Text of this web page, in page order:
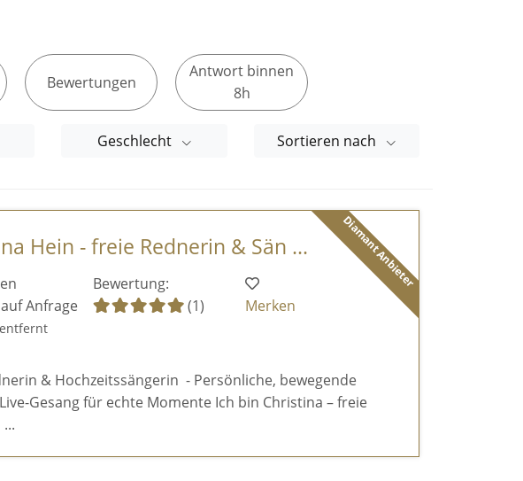
Bewertungen
Antwort binnen
8h
Geschlecht Sortieren nach
Diamant Anbieter
Hein - freie Rednerin & Sän ...
Anfrage
Bewertung:
(1)
Merken
& Hochzeitssängerin - Persönliche, bewegende
Gesang für echte Momente Ich bin Christina – freie